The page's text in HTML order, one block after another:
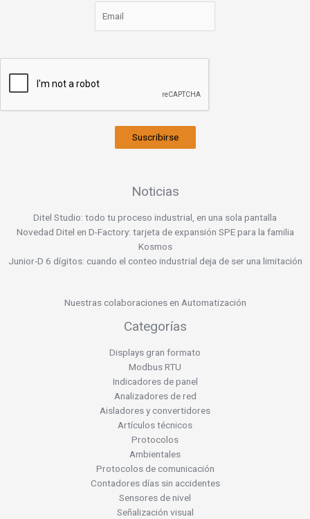
Suscribirse
Noticias
Ditel Studio: todo tu proceso industrial, en una sola pantalla
Novedad Ditel en D-Factory: tarjeta de expansión SPE para la familia
Kosmos
Junior-D 6 dígitos: cuando el conteo industrial deja de ser una limitación
Nuestras colaboraciones en Automatización
Categorías
Displays gran formato
Modbus RTU
Indicadores de panel
Analizadores de red
Aisladores y convertidores
Artículos técnicos
Protocolos
Ambientales
Protocolos de comunicación
Contadores días sin accidentes
Sensores de nivel
Señalización visual